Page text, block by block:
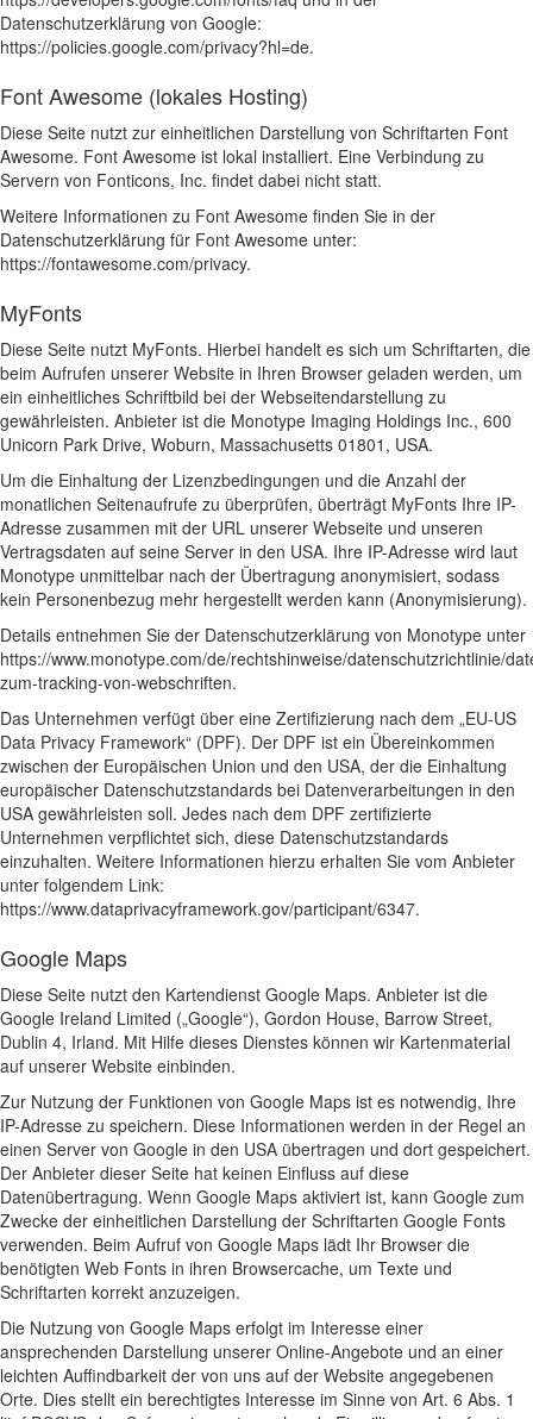
Datenschutzerklärung von Google:
https://policies.google.com/privacy?hl=de.
Font Awesome (lokales Hosting)
Diese Seite nutzt zur einheitlichen Darstellung von Schriftarten Font
Awesome. Font Awesome ist lokal installiert. Eine Verbindung zu
Servern von Fonticons, Inc. findet dabei nicht statt.
Weitere Informationen zu Font Awesome finden Sie in der
Datenschutzerklärung für Font Awesome unter:
https://fontawesome.com/privacy.
MyFonts
Diese Seite nutzt MyFonts. Hierbei handelt es sich um Schriftarten, die
beim Aufrufen unserer Website in Ihren Browser geladen werden, um
ein einheitliches Schriftbild bei der Webseitendarstellung zu
gewährleisten. Anbieter ist die Monotype Imaging Holdings Inc., 600
Unicorn Park Drive, Woburn, Massachusetts 01801, USA.
Um die Einhaltung der Lizenzbedingungen und die Anzahl der
monatlichen Seitenaufrufe zu überprüfen, überträgt MyFonts Ihre IP-
Adresse zusammen mit der URL unserer Webseite und unseren
Vertragsdaten auf seine Server in den USA. Ihre IP-Adresse wird laut
Monotype unmittelbar nach der Übertragung anonymisiert, sodass
kein Personenbezug mehr hergestellt werden kann (Anonymisierung).
Details entnehmen Sie der Datenschutzerklärung von Monotype unter
https://www.monotype.com/de/rechtshinweise/datenschutzrichtlinie/
zum-tracking-von-webschriften.
Das Unternehmen verfügt über eine Zertifizierung nach dem „EU-US
Data Privacy Framework“ (DPF). Der DPF ist ein Übereinkommen
zwischen der Europäischen Union und den USA, der die Einhaltung
europäischer Datenschutzstandards bei Datenverarbeitungen in den
USA gewährleisten soll. Jedes nach dem DPF zertifizierte
Unternehmen verpflichtet sich, diese Datenschutzstandards
einzuhalten. Weitere Informationen hierzu erhalten Sie vom Anbieter
unter folgendem Link:
https://www.dataprivacyframework.gov/participant/6347.
Google Maps
Diese Seite nutzt den Kartendienst Google Maps. Anbieter ist die
Google Ireland Limited („Google“), Gordon House, Barrow Street,
Dublin 4, Irland. Mit Hilfe dieses Dienstes können wir Kartenmaterial
auf unserer Website einbinden.
Zur Nutzung der Funktionen von Google Maps ist es notwendig, Ihre
IP-Adresse zu speichern. Diese Informationen werden in der Regel an
einen Server von Google in den USA übertragen und dort gespeichert.
Der Anbieter dieser Seite hat keinen Einfluss auf diese
Datenübertragung. Wenn Google Maps aktiviert ist, kann Google zum
Zwecke der einheitlichen Darstellung der Schriftarten Google Fonts
verwenden. Beim Aufruf von Google Maps lädt Ihr Browser die
benötigten Web Fonts in ihren Browsercache, um Texte und
Schriftarten korrekt anzuzeigen.
Die Nutzung von Google Maps erfolgt im Interesse einer
ansprechenden Darstellung unserer Online-Angebote und an einer
leichten Auffindbarkeit der von uns auf der Website angegebenen
Orte. Dies stellt ein berechtigtes Interesse im Sinne von Art. 6 Abs. 1